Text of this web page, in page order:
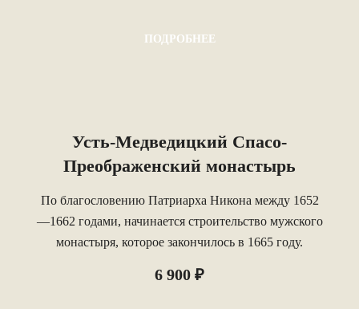
ПОДРОБНЕЕ
Усть-Медведицкий Спасо-
Преображенский монастырь
По благословению Патриарха Никона между 1652
—1662 годами, начинается строительство мужского
монастыря, которое закончилось в 1665 году.
6 900 ₽